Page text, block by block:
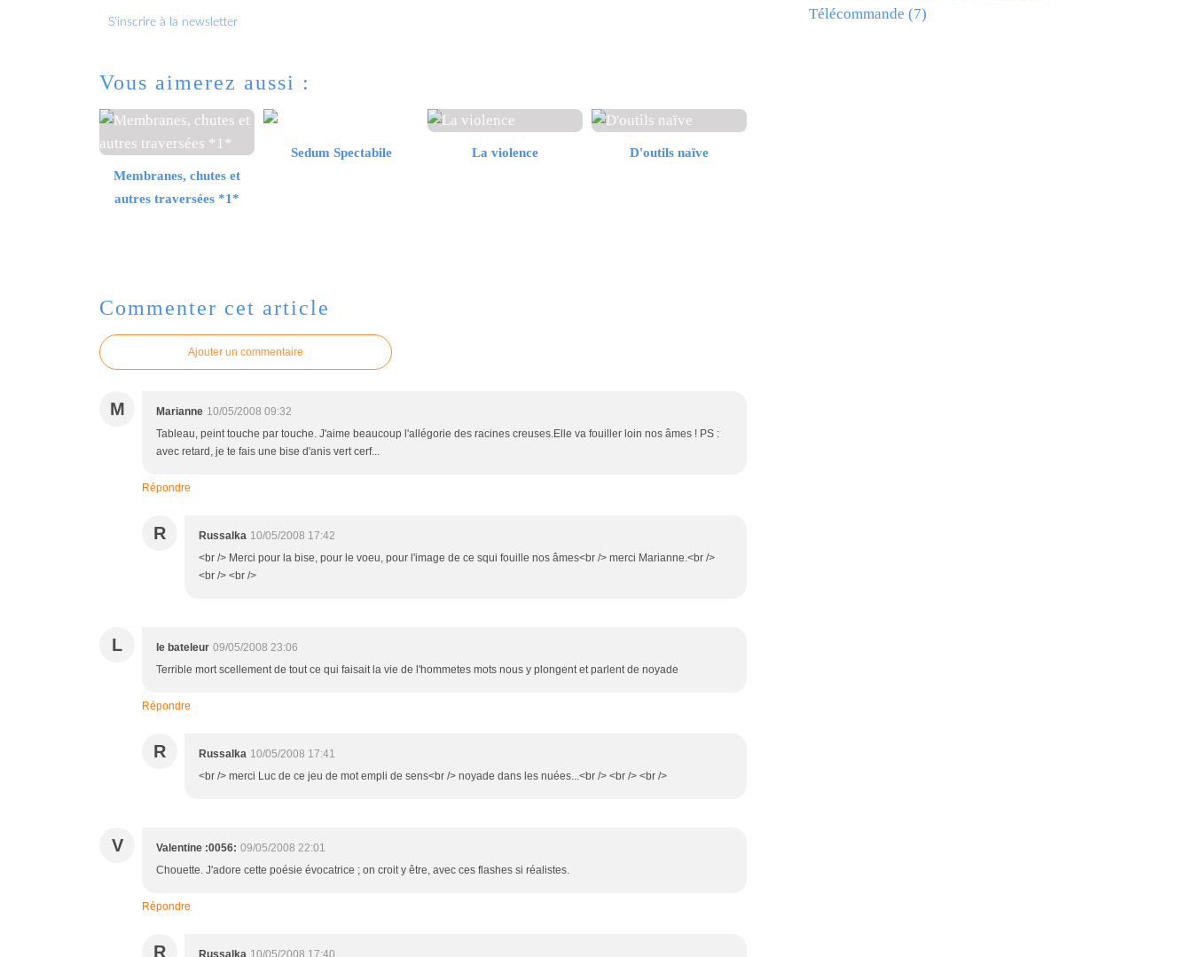
S'inscrire à la newsletter
Vous aimerez aussi :
Membranes, chutes et
autres traversées *1*
Sedum Spectabile La violence D'outils naïve
Commenter cet article
Ajouter un commentaire
M Marianne 10/05/2008 09:32
Tableau, peint touche par touche. J'aime beaucoup l'allégorie des racines creuses.Elle va fouiller loin nos âmes ! PS :
avec retard, je te fais une bise d'anis vert cerf...
Répondre
R Russalka 10/05/2008 17:42
<br /> Merci pour la bise, pour le voeu, pour l'image de ce squi fouille nos âmes<br /> merci Marianne.<br />
<br /> <br />
L le bateleur 09/05/2008 23:06
Terrible mort scellement de tout ce qui faisait la vie de l'hommetes mots nous y plongent et parlent de noyade
Répondre
R Russalka 10/05/2008 17:41
<br /> merci Luc de ce jeu de mot empli de sens<br /> noyade dans les nuées...<br /> <br /> <br />
V Valentine :0056: 09/05/2008 22:01
Chouette. J'adore cette poésie évocatrice ; on croit y être, avec ces flashes si réalistes.
Répondre
R Russalka 10/05/2008 17:40
Télécommande (7)